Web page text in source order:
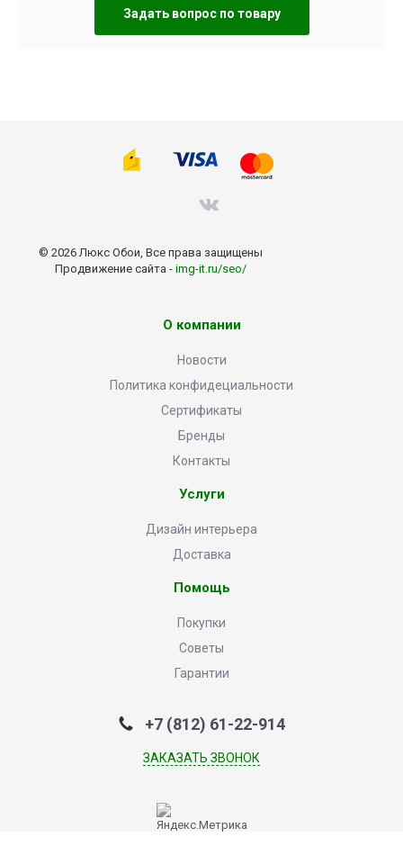
Задать вопрос по товару
© 2026 Люкс Обои, Все права защищены
Продвижение сайта - img-it.ru/seo/
О компании
Новости
Политика конфидециальности
Сертификаты
Бренды
Контакты
Услуги
Дизайн интерьера
Доставка
Помощь
Покупки
Советы
Гарантии
+7 (812) 61-22-914
ЗАКАЗАТЬ ЗВОНОК